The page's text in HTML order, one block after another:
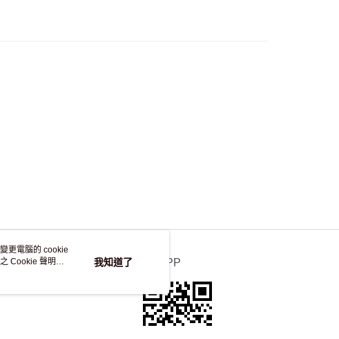
官方APP
更電腦的 cookie
Cookie 聲明使
我知道了